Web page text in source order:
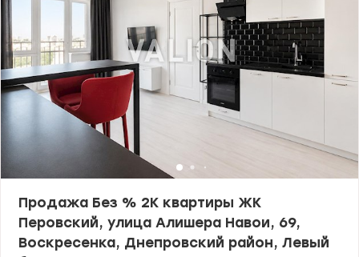
видеонаблюдение 24/7, подземный и наземный паркинг,
детские и спортивные площадки, зоны отдыха на обустроенной
набережной, множество кафе и ресторанов, большой
супермаркет Сильпо. ЖК полностью автономный, ведь в
каждом доме своя котельная, скоростные лифты, генераторы –
все для комфортного проживания в любое время. Метро
Левобережная – 10 мин пешком. До центра Киева – 15 минут на
авто. Приглашаю на просмотр этой замечательной квартиры.
Почувствуйте все преимущества комплекса. Цена 75 000 у.е.
Марина, тел.: 063 392 35 35 valion.ua/1152191
Продажа Без % 2К квартиры ЖК
Перовский, улица Алишера Навои, 69,
Воскресенка, Днепровский район, Левый